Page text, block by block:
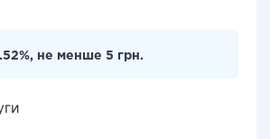
не менше 5 грн.